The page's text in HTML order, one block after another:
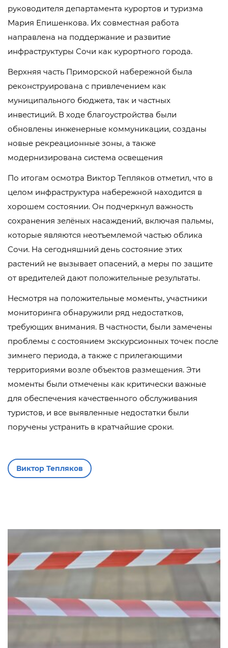
руководителя департамента курортов и туризма
Мария Епишенкова. Их совместная работа
направлена на поддержание и развитие
инфраструктуры Сочи как курортного города.
Верхняя часть Приморской набережной была
реконструирована с привлечением как
муниципального бюджета, так и частных
инвестиций. В ходе благоустройства были
обновлены инженерные коммуникации, созданы
новые рекреационные зоны, а также
модернизирована система освещения
По итогам осмотра Виктор Тепляков отметил, что в
целом инфраструктура набережной находится в
хорошем состоянии. Он подчеркнул важность
сохранения зелёных насаждений, включая пальмы,
которые являются неотъемлемой частью облика
Сочи. На сегодняшний день состояние этих
растений не вызывает опасений, а меры по защите
от вредителей дают положительные результаты.
Несмотря на положительные моменты, участники
мониторинга обнаружили ряд недостатков,
требующих внимания. В частности, были замечены
проблемы с состоянием экскурсионных точек после
зимнего периода, а также с прилегающими
территориями возле объектов размещения. Эти
моменты были отмечены как критически важные
для обеспечения качественного обслуживания
туристов, и все выявленные недостатки были
поручены устранить в кратчайшие сроки.
Виктор Тепляков